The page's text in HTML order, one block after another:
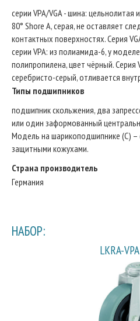
серии VPA/VGA - шина:
80° Shore A, серая, не оставляет
контактных поверхностях. Серия
серии VPA: из полиамида-6, у
полипропилена, цвет чёрный. Серия
серебристо-серый, отливается
Типы подшипников
подшипник скольжения, два
или один заформованный
Модель на шарикоподшипнике (С) –
защитными кожухами.
Страна производитель
Германия
НАБОР:
LKRA-